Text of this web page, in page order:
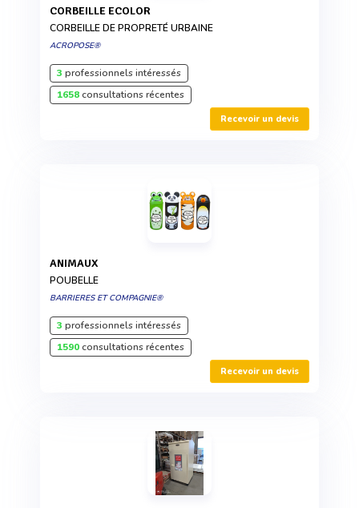
CORBEILLE ECOLOR
CORBEILLE DE PROPRETÉ URBAINE
ACROPOSE®
3 professionnels intéressés
1658consultations récentes
Recevoir un devis
ANIMAUX
POUBELLE
BARRIERES ET COMPAGNIE®
3 professionnels intéressés
1590consultations récentes
Recevoir un devis